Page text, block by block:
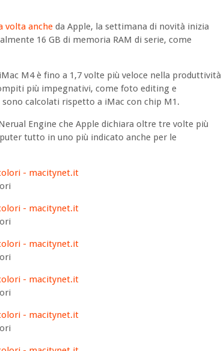
volta anche da Apple, la settimana di novità inizia
16 GB di memoria RAM di serie, come
M4 è fino a 1,7 volte più veloce nella produttività
più impegnativi, come foto editing e
calcolati rispetto a iMac con chip M1.
Engine che Apple dichiara oltre tre volte più
tutto in uno più indicato anche per le